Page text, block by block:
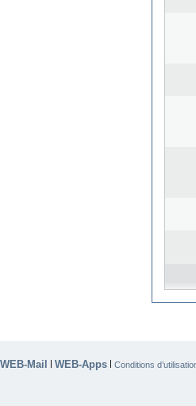
WEB-Mail | WEB-Apps | Conditions